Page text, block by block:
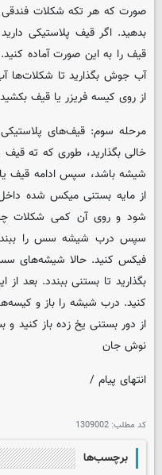
صورت که هر تکه شکلات
بدهید. اگر قیف پلاستیکی
قیف را به این صورت آماده
آب جوش بگذارید تا شکلات‌ها
از روی کیسه فریزر یا قیف
مرحله سوم: قیف‌های
خالی بگذارید، طوری که ته
شیشه باشد، سپس ادامه قیف
از مایه بستنی میکس شده
شود و روی آن کمی شکلات
سپس درب شیشه سس را
بگذارید تا بستنی ببندد. بعد
کنید. درب شیشه را باز و
از دور بستنی یخ زده باز کنید و
نوش جان
انتهای پیام /
کد مطلب: 1309002
برچسب‌ها